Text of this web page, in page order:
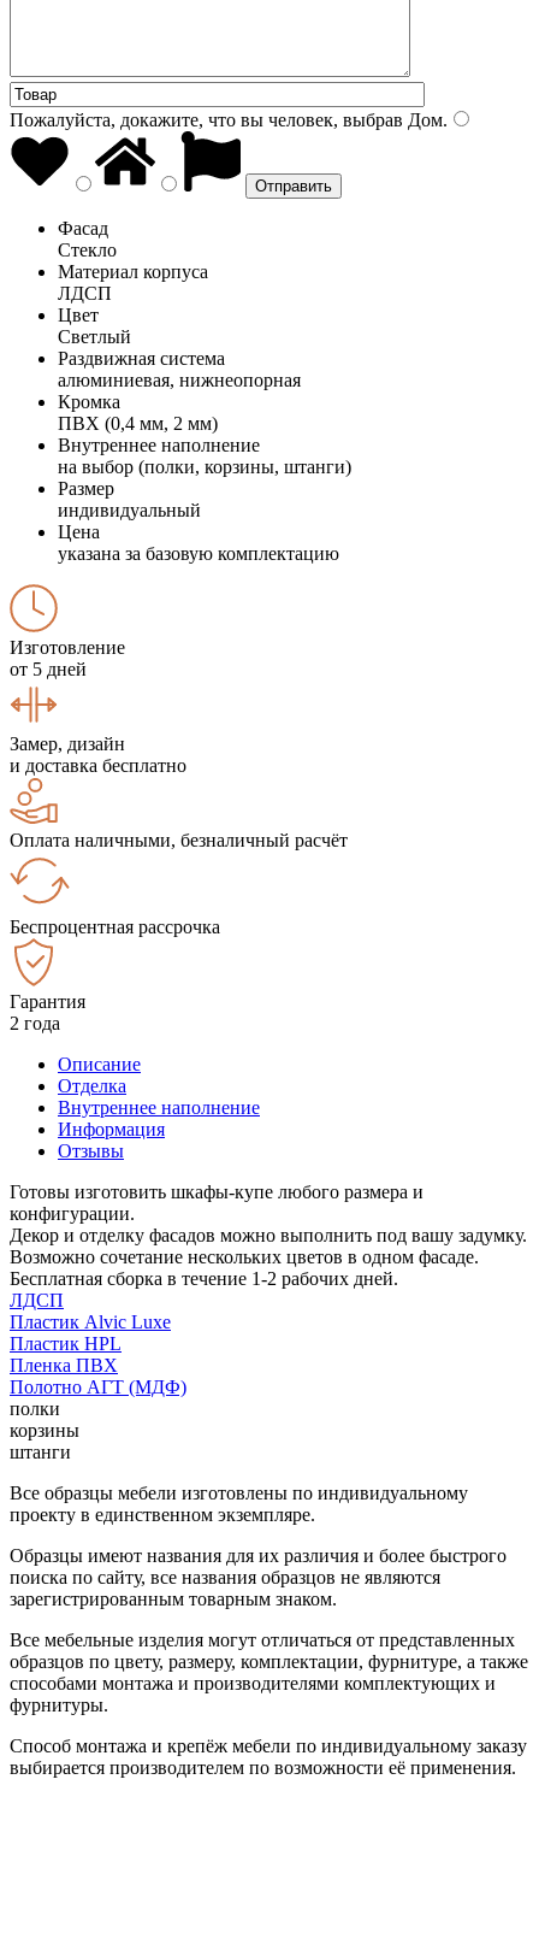
Пожалуйста, докажите, что вы человек, выбрав Дом.
Фасад
Стекло
Материал корпуса
ЛДСП
Цвет
Светлый
Раздвижная система
алюминиевая, нижнеопорная
Кромка
ПВХ (0,4 мм, 2 мм)
Внутреннее наполнение
на выбор (полки, корзины, штанги)
Размер
индивидуальный
Цена
указана за базовую комплектацию
Изготовление
от 5 дней
Замер, дизайн
и доставка бесплатно
Оплата наличными, безналичный расчёт
Беспроцентная рассрочка
Гарантия
2 года
Описание
Отделка
Внутреннее наполнение
Информация
Отзывы
Готовы изготовить шкафы-купе любого размера и
конфигурации.
Декор и отделку фасадов можно выполнить под вашу задумку.
Возможно сочетание нескольких цветов в одном фасаде.
Бесплатная сборка в течение 1-2 рабочих дней.
ЛДСП
Пластик Alvic Luxe
Пластик HPL
Пленка ПВХ
Полотно АГТ (МДФ)
полки
корзины
штанги
Все образцы мебели изготовлены по индивидуальному
проекту в единственном экземпляре.
Образцы имеют названия для их различия и более быстрого
поиска по сайту, все названия образцов не являются
зарегистрированным товарным знаком.
Все мебельные изделия могут отличаться от представленных
образцов по цвету, размеру, комплектации, фурнитуре, а также
способами монтажа и производителями комплектующих и
фурнитуры.
Способ монтажа и крепёж мебели по индивидуальному заказу
выбирается производителем по возможности её применения.